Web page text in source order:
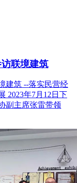
联境建筑
建筑 --落实民营经
2023年7月12日下
副主席张雷带领